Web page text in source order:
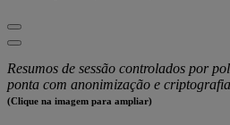
Resumos de sessão controlados por
ponta com anonimização e
(Clique na imagem para ampliar)